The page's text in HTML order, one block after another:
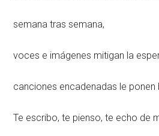
semana tras semana,
voces e imágenes mitigan la
canciones encadenadas le ponen
Te escribo, te pienso, te echo de